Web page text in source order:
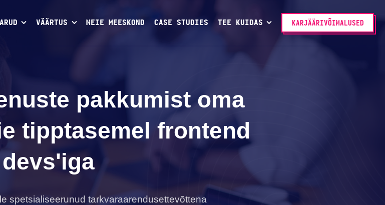
VÄÄRTUS MEIE MEESKOND CASE STUDIES TEE KUIDAS KARJÄÄRIVÕIMALUSED
pakkumist oma
tipptasemel frontend
devs'iga
spetsialiseerunud tarkvaraarendusettevõttena